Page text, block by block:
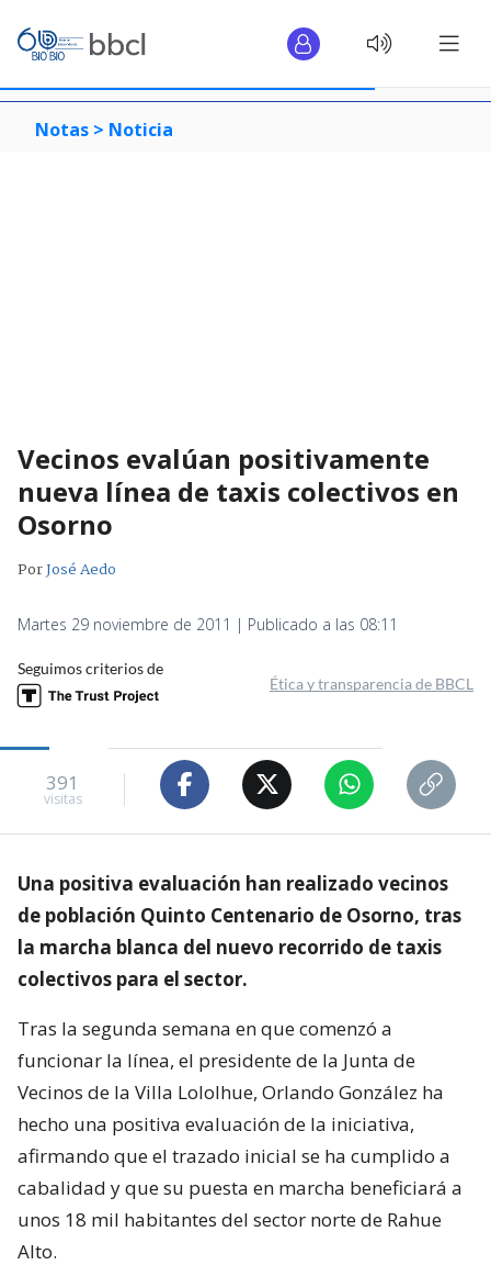
Notas > Noticia
Vecinos evalúan positivamente
nueva línea de taxis colectivos en
Osorno
PorJosé Aedo
Martes 29 noviembre de 2011 | Publicado a las 08:11
Seguimos criterios de
Ética y transparencia de BBCL
391
visitas
Una positiva evaluación han realizado vecinos
de población Quinto Centenario de Osorno, tras
la marcha blanca del nuevo recorrido de taxis
colectivos para el sector.
Tras la segunda semana en que comenzó a
funcionar la línea, el presidente de la Junta de
Vecinos de la Villa Lololhue, Orlando González ha
hecho una positiva evaluación de la iniciativa,
afirmando que el trazado inicial se ha cumplido a
cabalidad y que su puesta en marcha beneficiará a
unos 18 mil habitantes del sector norte de Rahue
Alto.